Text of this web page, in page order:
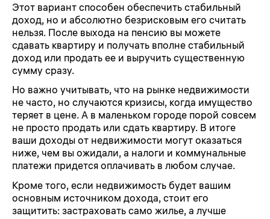
Этот вариант способен обеспечить стабильный
доход, но и абсолютно безрисковым его считать
нельзя. После выхода на пенсию вы можете
сдавать квартиру и получать вполне стабильный
доход или продать ее и выручить существенную
сумму сразу.
Но важно учитывать, что на рынке недвижимости
не часто, но случаются кризисы, когда имущество
теряет в цене. А в маленьком городе порой совсем
не просто продать или сдать квартиру. В итоге
ваши доходы от недвижимости могут оказаться
ниже, чем вы ожидали, а налоги и коммунальные
платежи придется оплачивать в любом случае.
Кроме того, если недвижимость будет вашим
основным источником дохода, стоит его
защитить: застраховать само жилье, а лучше